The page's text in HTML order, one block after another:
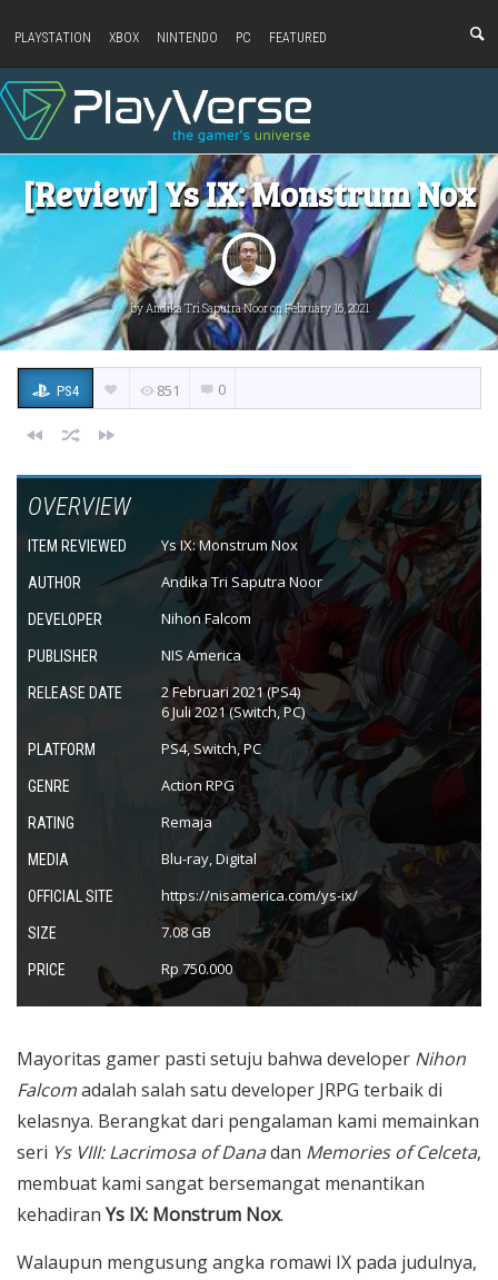
PLAYSTATION XBOX NINTENDO PC FEATURED
[Review] Ys IX: Monstrum Nox
byAndika Tri Saputra Nooron February 16, 2021
PS4 851 0
OVERVIEW
ITEM REVIEWED Ys IX: Monstrum Nox
AUTHOR Andika Tri Saputra Noor
DEVELOPER Nihon Falcom
PUBLISHER NIS America
RELEASE DATE
2 Februari 2021 (PS4)
6 Juli 2021 (Switch, PC)
PLATFORM PS4, Switch, PC
GENRE Action RPG
RATING Remaja
MEDIA Blu-ray, Digital
OFFICIAL SITE https://nisamerica.com/ys-ix/
SIZE 7.08 GB
PRICE Rp 750.000
Mayoritas gamer pasti setuju bahwa developer Nihon
Falcomadalah salah satu developer JRPG terbaik di
kelasnya. Berangkat dari pengalaman kami memainkan
seri Ys VIII: Lacrimosa of Danadan Memories of Celceta,
membuat kami sangat bersemangat menantikan
kehadiran Ys IX: Monstrum Nox.
Walaupun mengusung angka romawi IX pada judulnya,